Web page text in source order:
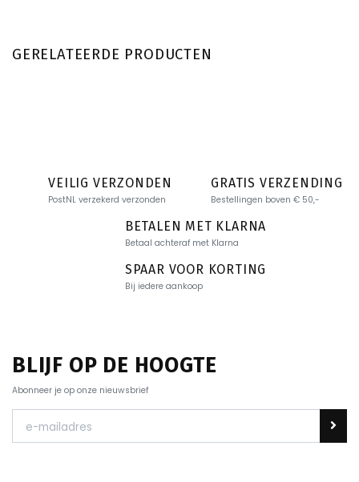
GERELATEERDE PRODUCTEN
VEILIG VERZONDEN
PostNL verzekerd verzonden
GRATIS VERZENDING
Bestellingen boven € 50,-
BETALEN MET KLARNA
Betaal achteraf met Klarna
SPAAR VOOR KORTING
Bij iedere aankoop
BLIJF OP DE HOOGTE
Abonneer je op onze nieuwsbrief